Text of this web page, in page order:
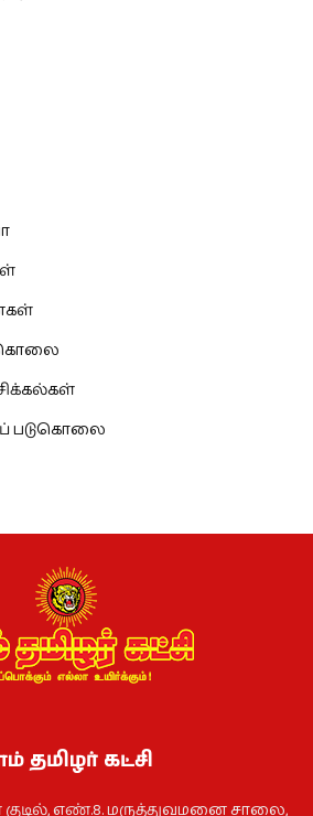
படுகொலை
தமிழர் கட்சி
எண்.8. மருத்துவமனை சாலை,